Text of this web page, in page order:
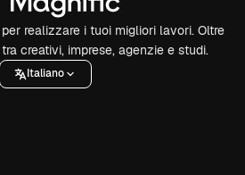
realizzare i tuoi migliori lavori. Oltre
creativi, imprese, agenzie e studi.
Italiano